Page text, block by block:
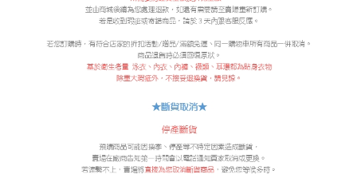
每筆NT$60，滿NT$299(含以上)免運費
每筆NT$100，滿NT$999(含以上)免運費